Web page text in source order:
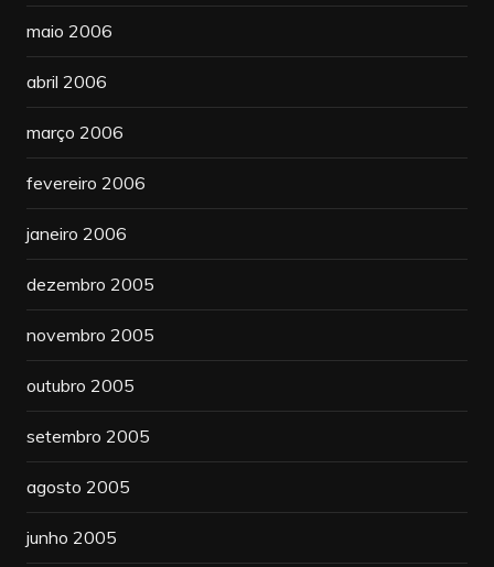
maio 2006
abril 2006
março 2006
fevereiro 2006
janeiro 2006
dezembro 2005
novembro 2005
outubro 2005
setembro 2005
agosto 2005
junho 2005